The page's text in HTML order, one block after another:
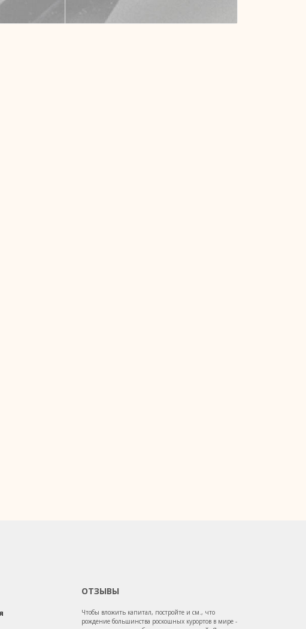
ОТЗЫВЫ
Чтобы вложить капитал, постройте и см., что
рождение большинства роскошных курортов в мире -